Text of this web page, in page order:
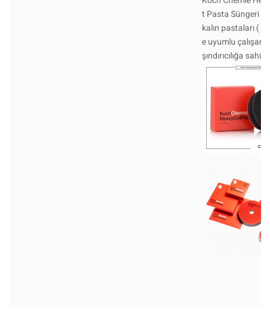
t Pasta Süngeri ,
kalın pastaları (
e uyumlu çalışan
şındırıcılığa